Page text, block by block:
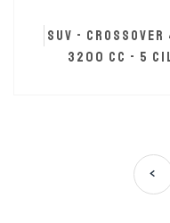
SUV - Crossover
3200 cc - 5
<